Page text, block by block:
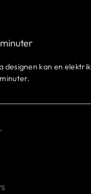
designen kan en